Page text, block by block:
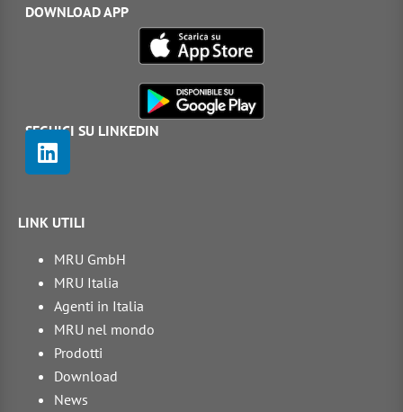
DOWNLOAD APP
SEGUICI SU LINKEDIN
LINK UTILI
MRU GmbH
MRU Italia
Agenti in Italia
MRU nel mondo
Prodotti
Download
News